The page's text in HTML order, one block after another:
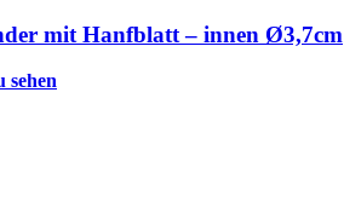
mit Hanfblatt – innen Ø3,7cm
sehen